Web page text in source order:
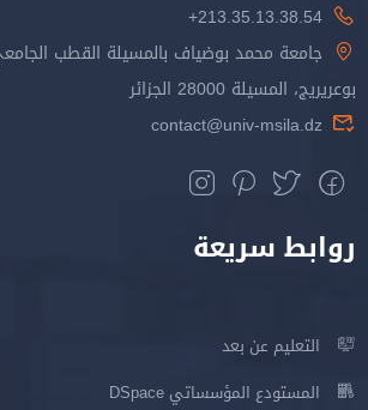
213.35.13.38.54+
جامعة محمد بوضياف بالمسيلة القطب
بوعريريج، المسيلة 28000 الجزائر
contact@univ-msila.dz
روابط سريعة
التعليم عن بعد
المستودع المؤسساتي DSpace